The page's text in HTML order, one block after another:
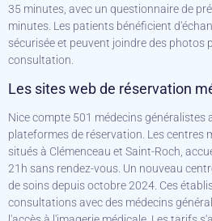
35 minutes, avec un questionnaire de
minutes. Les patients bénéficient
sécurisée et peuvent joindre des photos
consultation.
Les sites web de réservation
Nice compte 501 médecins généralistes
plateformes de réservation. Les centres
situés à Clémenceau et Saint-Roch,
21h sans rendez-vous. Un nouveau
de soins depuis octobre 2024. Ces
consultations avec des médecins